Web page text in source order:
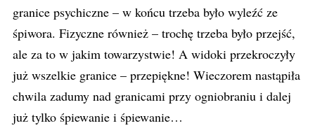
granice psychiczne – w końcu trzeba było wyleźć ze
śpiwora. Fizyczne również – trochę trzeba było przejść,
ale za to w jakim towarzystwie! A widoki przekroczyły
już wszelkie granice – przepiękne! Wieczorem nastąpiła
chwila zadumy nad granicami przy ogniobraniu i dalej
już tylko śpiewanie i śpiewanie…